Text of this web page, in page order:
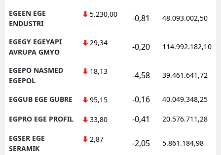
EGEEN EGE
ENDUSTRI
5.230,00 -0,81 48.093.002,50
EGEGY EGEYAPI
AVRUPA GMYO
29,34 -0,20 114.992.182,10
EGEPO NASMED
EGEPOL
18,13 -4,58 39.461.641,72
EGGUB EGE GUBRE 95,15 -0,16 40.049.348,25
EGPRO EGE PROFIL 33,80 -0,41 20.576.711,28
EGSER EGE
SERAMIK
2,87 -2,05 5.861.184,98